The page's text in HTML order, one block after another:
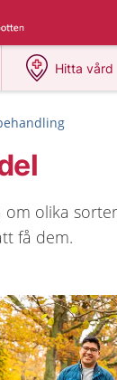
region
Hitta vård
på
om olika
få dem.